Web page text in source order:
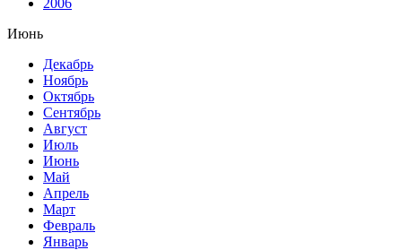
2006
Июнь
Декабрь
Ноябрь
Октябрь
Сентябрь
Август
Июль
Июнь
Май
Апрель
Март
Февраль
Январь